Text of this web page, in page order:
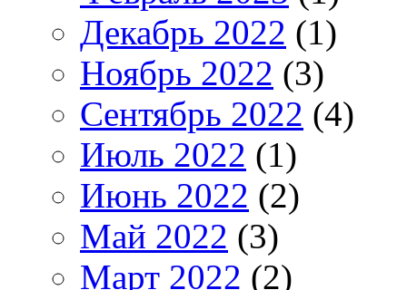
Декабрь 2022 (1)
Ноябрь 2022 (3)
Сентябрь 2022 (4)
Июль 2022 (1)
Июнь 2022 (2)
Май 2022 (3)
Март 2022 (2)